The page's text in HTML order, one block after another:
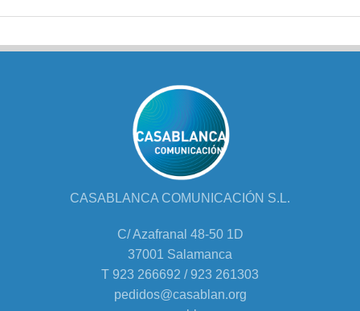
CASABLANCA COMUNICACIÓN S.L.
C/ Azafranal 48-50 1D
37001 Salamanca
T 923 266692 / 923 261303
pedidos@casablan.org